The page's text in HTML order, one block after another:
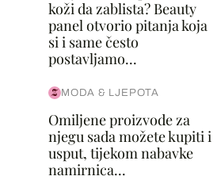
koži da zablista? Beauty
panel otvorio pitanja koja
si i same često
postavljamo...
MODA & LJEPOTA
Omiljene proizvode za
njegu sada možete kupiti i
usput, tijekom nabavke
namirnica...